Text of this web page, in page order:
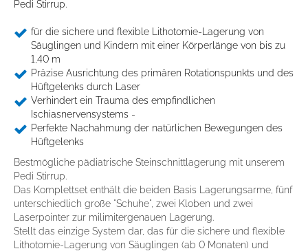
Zustimmung Details Über Cookies
Diese Webseite verwendet Cookies
Pedi Stirrup.
für die sichere und flexible Lithotomie-Lagerung von
Säuglingen und Kindern mit einer Körperlänge von bis zu
1,40 m
Präzise Ausrichtung des primären Rotationspunkts und des
Hüftgelenks durch Laser
Verhindert ein Trauma des empfindlichen
Ischiasnervensystems -
Perfekte Nachahmung der natürlichen Bewegungen des
Hüftgelenks
Bestmögliche pädiatrische Steinschnittlagerung mit unserem
Pedi Stirrup.
Das Komplettset enthält die beiden Basis Lagerungsarme, fünf
unterschiedlich große "Schuhe", zwei Kloben und zwei
Laserpointer zur milimitergenauen Lagerung.
Stellt das einzige System dar, das für die sichere und flexible
Lithotomie-Lagerung von Säuglingen (ab 0 Monaten) und